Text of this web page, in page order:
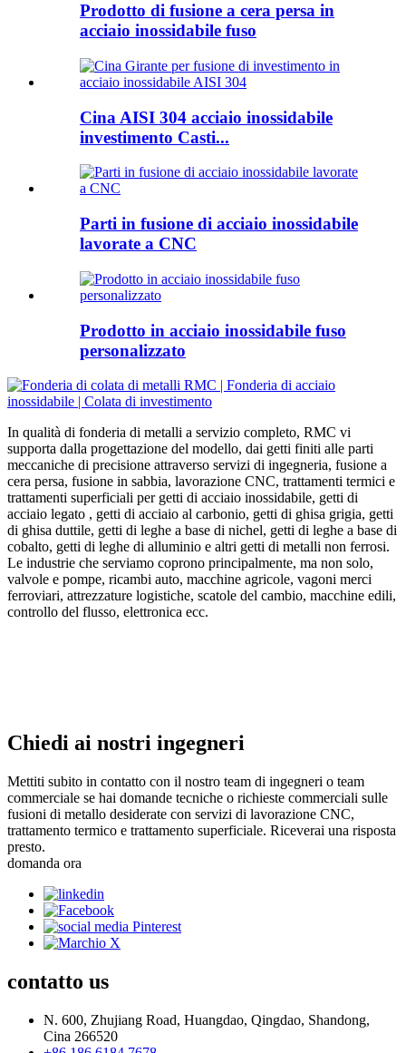
Prodotto di fusione a cera persa in
acciaio inossidabile fuso
Cina AISI 304 acciaio inossidabile
investimento Casti...
Parti in fusione di acciaio inossidabile
lavorate a CNC
Prodotto in acciaio inossidabile fuso
personalizzato
In qualità di fonderia di metalli a servizio completo, RMC vi
supporta dalla progettazione del modello, dai getti finiti alle parti
meccaniche di precisione attraverso servizi di ingegneria, fusione a
cera persa, fusione in sabbia, lavorazione CNC, trattamenti termici e
trattamenti superficiali per getti di acciaio inossidabile, getti di
acciaio legato , getti di acciaio al carbonio, getti di ghisa grigia, getti
di ghisa duttile, getti di leghe a base di nichel, getti di leghe a base di
cobalto, getti di leghe di alluminio e altri getti di metalli non ferrosi.
Le industrie che serviamo coprono principalmente, ma non solo,
valvole e pompe, ricambi auto, macchine agricole, vagoni merci
ferroviari, attrezzature logistiche, scatole del cambio, macchine edili,
controllo del flusso, elettronica ecc.
Chiedi ai nostri ingegneri
Mettiti subito in contatto con il nostro team di ingegneri o team
commerciale se hai domande tecniche o richieste commerciali sulle
fusioni di metallo desiderate con servizi di lavorazione CNC,
trattamento termico e trattamento superficiale. Riceverai una risposta
presto.
domanda ora
contatto us
N. 600, Zhujiang Road, Huangdao, Qingdao, Shandong,
Cina 266520